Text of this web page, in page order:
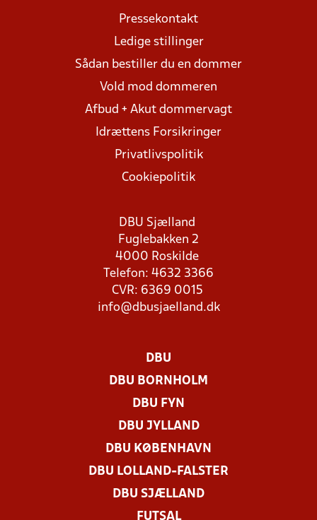
Pressekontakt
Ledige stillinger
Sådan bestiller du en dommer
Vold mod dommeren
Afbud + Akut dommervagt
Idrættens Forsikringer
Privatlivspolitik
Cookiepolitik
DBU Sjælland
Fuglebakken 2
4000 Roskilde
Telefon: 4632 3366
CVR: 6369 0015
info@dbusjaelland.dk
DBU
DBU BORNHOLM
DBU FYN
DBU JYLLAND
DBU KØBENHAVN
DBU LOLLAND-FALSTER
DBU SJÆLLAND
FUTSAL